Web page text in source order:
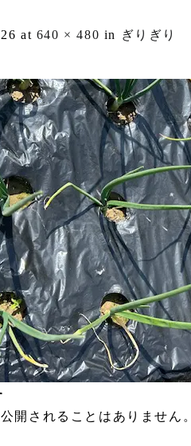
at 640 × 480 in
ぎりぎり
開されることはありません。